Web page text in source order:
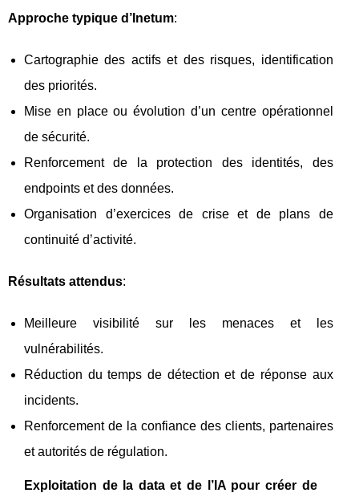
Approche typique d’Inetum:
Cartographie des actifs et des risques, identification
des priorités.
Mise en place ou évolution d’un centre opérationnel
de sécurité.
Renforcement de la protection des identités, des
endpoints et des données.
Organisation d’exercices de crise et de plans de
continuité d’activité.
Résultats attendus:
Meilleure visibilité sur les menaces et les
vulnérabilités.
Réduction du temps de détection et de réponse aux
incidents.
Renforcement de la confiance des clients, partenaires
et autorités de régulation.
Exploitation de la data et de l’IA pour créer de